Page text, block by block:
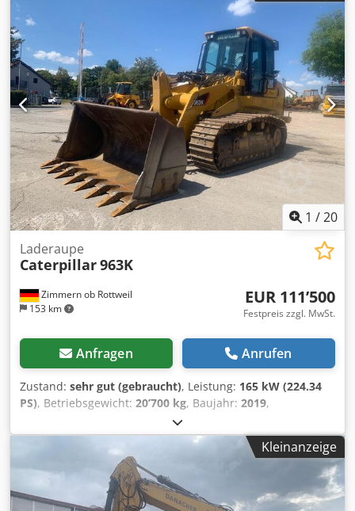
für Hydraulikhammer/Greifer, Schnellwechselsystem,
Sperrventile, Originalfarbe, keine Schweißarbeiten.
Csdpfozrtlusx Ag Ierf
1 /20
Zimmern ob Rottweil
153 km
Laderaupe
Caterpillar963K
EUR 111’500
Festpreis zzgl. MwSt.
Anfragen Anrufen
Zustand: sehr gut (gebraucht), Leistung: 165 kW (224.34
PS), Betriebsgewicht: 20’700 kg, Baujahr: 2019,
, Ausstattung:
CATERPILLAR 963K Baujahr: 2019 Betriebsstunden: 8.171
Std Geschlossene Kabine Klimaanlage Crsdpfx Agjznirpe
Isf Radio Rückfahrkamera Schaufel mit Zähnen Laufwerk
ca. 70-80% erhalten Bodenplatten: 550 mm breit Motor mit
165kW Ripper-Ventil CE/EPA Einsatzgewicht: 20.7 to.
Kleinanzeige